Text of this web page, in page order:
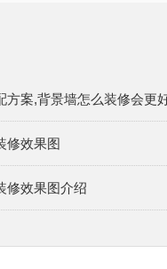
方案,背景墙怎么装修会更
修效果图
修效果图介绍